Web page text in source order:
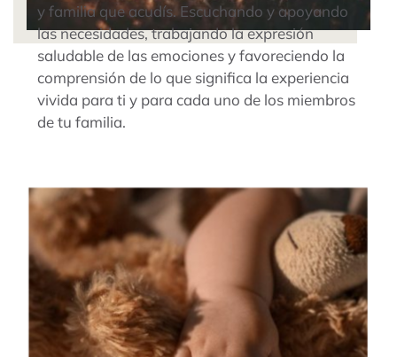
y familia que acudís. Escuchando y apoyando
las necesidades, trabajando la expresión
saludable de las emociones y favoreciendo la
comprensión de lo que significa la experiencia
vivida para ti y para cada uno de los miembros
de tu familia.